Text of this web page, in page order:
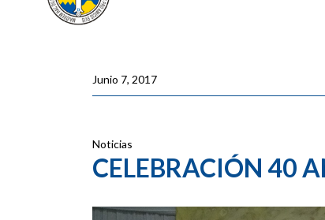
Junio 7, 2017
Noticias
CELEBRACIÓN 40